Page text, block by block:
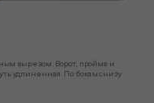
вырезом. Ворот, пройма и
удлиненная. По бокам снизу